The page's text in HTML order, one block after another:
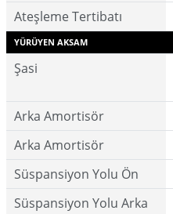
Ateşleme Tertibatı
YÜRÜYEN AKSAM
Şasi
Arka Amortisör
Arka Amortisör
Süspansiyon Yolu Ön
Süspansiyon Yolu Arka